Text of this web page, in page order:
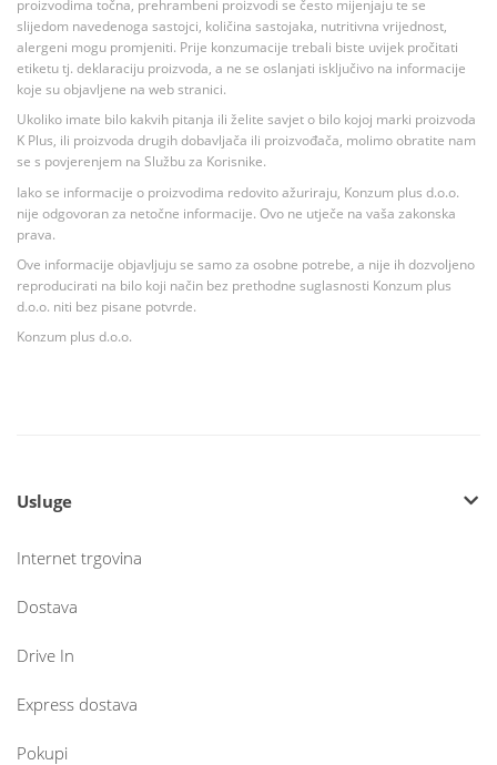
proizvodima točna, prehrambeni proizvodi se često mijenjaju te se
slijedom navedenoga sastojci, količina sastojaka, nutritivna vrijednost,
alergeni mogu promjeniti. Prije konzumacije trebali biste uvijek pročitati
etiketu tj. deklaraciju proizvoda, a ne se oslanjati isključivo na informacije
koje su objavljene na web stranici.
Ukoliko imate bilo kakvih pitanja ili želite savjet o bilo kojoj marki proizvoda
K Plus, ili proizvoda drugih dobavljača ili proizvođača, molimo obratite nam
se s povjerenjem na Službu za Korisnike.
Iako se informacije o proizvodima redovito ažuriraju, Konzum plus d.o.o.
nije odgovoran za netočne informacije. Ovo ne utječe na vaša zakonska
prava.
Ove informacije objavljuju se samo za osobne potrebe, a nije ih dozvoljeno
reproducirati na bilo koji način bez prethodne suglasnosti Konzum plus
d.o.o. niti bez pisane potvrde.
Konzum plus d.o.o.
Usluge
Internet trgovina
Dostava
Drive In
Express dostava
Pokupi